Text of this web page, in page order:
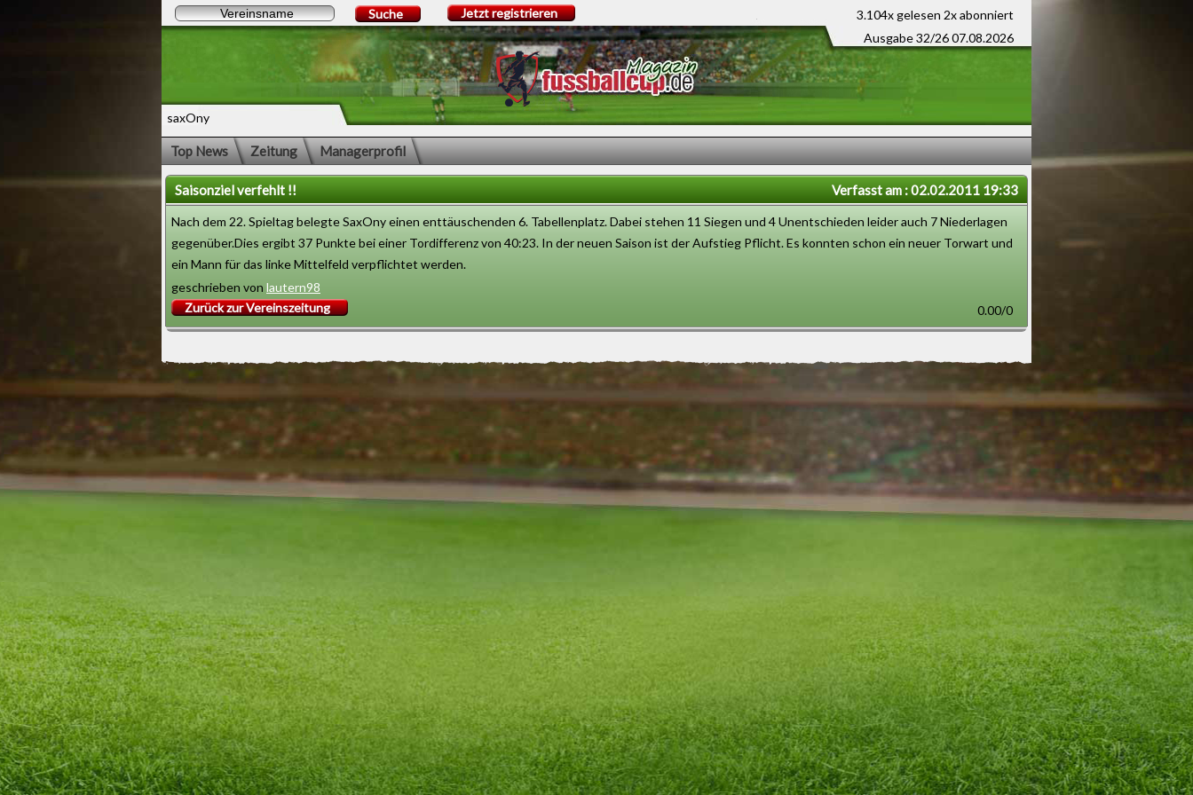
3.104x gelesen 2x abonniert
Ausgabe 32/26 07.08.2026
saxOny
Suche Jetzt registrieren
Top News Zeitung Managerprofil
Saisonziel verfehlt !! Verfasst am : 02.02.2011 19:33
Nach dem 22. Spieltag belegte SaxOny einen enttäuschenden 6. Tabellenplatz. Dabei stehen 11 Siegen und 4 Unentschieden leider auch 7 Niederlagen
gegenüber.Dies ergibt 37 Punkte bei einer Tordifferenz von 40:23. In der neuen Saison ist der Aufstieg Pflicht. Es konnten schon ein neuer Torwart und
ein Mann für das linke Mittelfeld verpflichtet werden.
geschrieben von lautern98
Zurück zur Vereinszeitung
0.00/0